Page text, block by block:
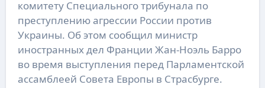
комитету Специального трибунала по
преступлению агрессии России против
Украины. Об этом сообщил министр
иностранных дел Франции Жан-Ноэль Барро
во время выступления перед Парламентской
ассамблеей Совета Европы в Страсбурге.